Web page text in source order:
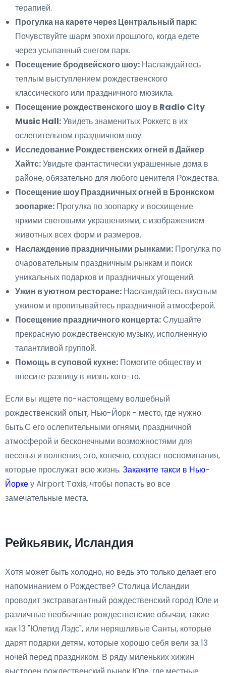
терапией.
Прогулка на карете через Центральный парк:
Почувствуйте шарм эпохи прошлого, когда едете
через усыпанный снегом парк.
Посещение бродвейского шоу: Наслаждайтесь
теплым выступлением рождественского
классического или праздничного мюзикла.
Посещение рождественского шоу в Radio City
Music Hall:Увидеть знаменитых Роккетс в их
ослепительном праздничном шоу.
Исследование Рождественских огней в Дайкер
Хайтс:Увидьте фантастически украшенные дома в
районе, обязательно для любого ценителя Рождества.
Посещение шоу Праздничных огней в Бронкском
зоопарке: Прогулка по зоопарку и восхищение
яркими световыми украшениями, с изображением
животных всех форм и размеров.
Наслаждение праздничными рынками: Прогулка по
очаровательным праздничным рынкам и поиск
уникальных подарков и праздничных угощений.
Ужин в уютном ресторане: Наслаждайтесь вкусным
ужином и пропитывайтесь праздничной атмосферой.
Посещение праздничного концерта:Слушайте
прекрасную рождественскую музыку, исполненную
талантливой группой.
Помощь в суповой кухне: Помогите обществу и
внесите разницу в жизнь кого-то.
Если вы ищете по-настоящему волшебный
рождественский опыт, Нью-Йорк - место, где нужно
быть.С его ослепительными огнями, праздничной
атмосферой и бесконечными возможностями для
веселья и волнения, это, конечно, создаст воспоминания,
которые прослужат всю жизнь. Закажите такси в Нью-
Йоркеу Airport Taxis, чтобы попасть во все
замечательные места.
Рейкьявик, Исландия
Хотя может быть холодно, но ведь это только делает его
напоминанием о Рождестве? Столица Исландии
проводит экстравагантный рождественский город Юле и
различные необычные рождественские обычаи, такие
как 13 "Юлетид Лэдс", или неряшливые Санты, которые
дарят подарки детям, которые хорошо себя вели за 13
ночей перед праздником. В ряду миленьких хижин